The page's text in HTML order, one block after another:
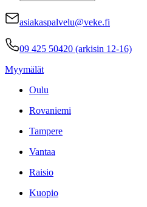
asiakaspalvelu@veke.fi
09 425 50420 (arkisin 12-16)
Myymälät
Oulu
Rovaniemi
Tampere
Vantaa
Raisio
Kuopio